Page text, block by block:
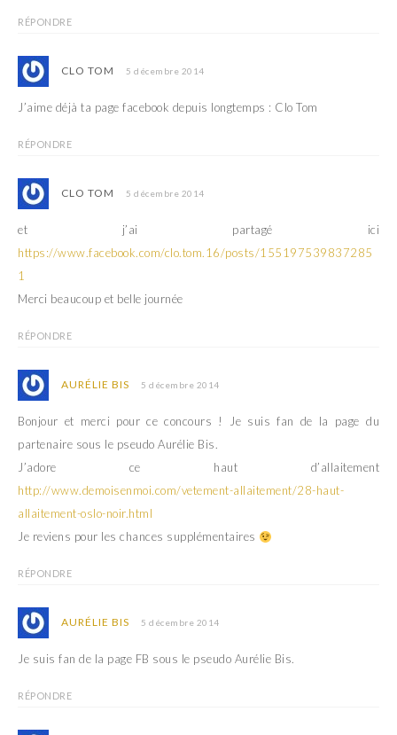
RÉPONDRE
CLO TOM 5 décembre 2014
J’aime déjà ta page facebook depuis longtemps : Clo Tom
RÉPONDRE
CLO TOM 5 décembre 2014
et j’ai partagé ici
https://www.facebook.com/clo.tom.16/posts/155197539837285
1
Merci beaucoup et belle journée
RÉPONDRE
AURÉLIE BIS 5 décembre 2014
Bonjour et merci pour ce concours ! Je suis fan de la page du
partenaire sous le pseudo Aurélie Bis.
J’adore ce haut d’allaitement
http://www.demoisenmoi.com/vetement-allaitement/28-haut-
allaitement-oslo-noir.html
Je reviens pour les chances supplémentaires
RÉPONDRE
AURÉLIE BIS 5 décembre 2014
Je suis fan de la page FB sous le pseudo Aurélie Bis.
RÉPONDRE